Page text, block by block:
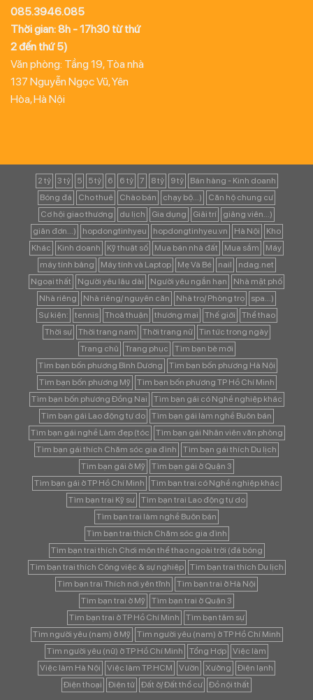
085.3946.085
Thời gian: 8h - 17h30 từ thứ
2 đến thứ 5)
Văn phòng: Tầng 19, Tòa nhà
137 Nguyễn Ngọc Vũ, Yên
Hòa, Hà Nội
2 tỷ 3 tỷ 5 5 tỷ 6 6 tỷ 7 8 tỷ 9 tỷ
Bán hàng - Kinh doanh
Bóng đá
Cho thuê Chào bán chạy bộ...)
Căn hộ chung cư
Cơ hội giao thương
du lịch Gia dụng Giải trí
giảng viên...)
giản đơn...)
hopdongtinhyeu hopdongtinhyeu.vn Hà Nội
Kho
Khác
Kinh doanh Kỹ thuật số Mua bán nhà đất Mua sắm
Máy
máy tính bảng
Máy tính và Laptop Mẹ Và Bé nail
ndag.net
Ngoại thất
Người yêu lâu dài Người yêu ngắn hạn
Nhà mặt phố
Nhà riêng
Nhà riêng/ nguyên căn Nhà trọ/ Phòng trọ
spa...)
Sự kiện:
tennis Thoả thuận thương mại Thế giới
Thể thao
Thời sự
Thời trang nam Thời trang nữ
Tin tức trong ngày
Trang chủ
Trang phục
Tìm bạn bè mới
Tìm bạn bốn phương Bình Dương
Tìm bạn bốn phương Hà Nội
Tìm bạn bốn phương Mỹ
Tìm bạn bốn phương TP Hồ Chí Minh
Tìm bạn bốn phương Đồng Nai
Tìm bạn gái có Nghề nghiệp khác
Tìm bạn gái Lao động tự do
Tìm bạn gái làm nghề Buôn bán
Tìm bạn gái nghề Làm đẹp (tóc
Tìm bạn gái Nhân viên văn phòng
Tìm bạn gái thích Chăm sóc gia đình
Tìm bạn gái thích Du lịch
Tìm bạn gái ở Mỹ
Tìm bạn gái ở Quận 3
Tìm bạn gái ở TP Hồ Chí Minh
Tìm bạn trai có Nghề nghiệp khác
Tìm bạn trai Kỹ sư
Tìm bạn trai Lao động tự do
Tìm bạn trai làm nghề Buôn bán
Tìm bạn trai thích Chăm sóc gia đình
Tìm bạn trai thích Chơi môn thể thao ngoài trời (đá bóng
Tìm bạn trai thích Công việc & sự nghiệp
Tìm bạn trai thích Du lịch
Tìm bạn trai Thích nơi yên tĩnh
Tìm bạn trai ở Hà Nội
Tìm bạn trai ở Mỹ
Tìm bạn trai ở Quận 3
Tìm bạn trai ở TP Hồ Chí Minh
Tìm bạn tâm sự
Tìm người yêu (nam) ở Mỹ
Tìm người yêu (nam) ở TP Hồ Chí Minh
Tìm người yêu (nữ) ở TP Hồ Chí Minh
Tổng Hợp
Việc làm
Việc làm Hà Nội
Việc làm TP.HCM Vườn Xưởng
Điện lạnh
Điện thoại
Điện tử Đất ở/ Đất thổ cư Đồ nội thất